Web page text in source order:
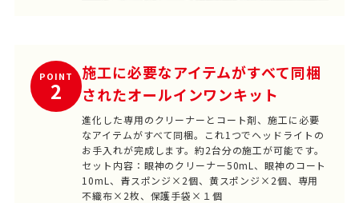
POINT
2
施工に必要なアイテムがすべて同梱
されたオールインワンキット
進化した専用のクリーナーとコート剤、施工に必要
なアイテムがすべて同梱。これ1つでヘッドライトの
お手入れが完成します。約2台分の施工が可能です。
セット内容：眼神のクリーナー50mL、眼神のコート
10mL、青スポンジ×2個、黄スポンジ×2個、専用
不織布×2枚、保護手袋×１個